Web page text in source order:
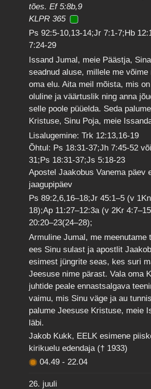
tões. Ef 5:8b,9
KLPR 365
Ps 92:5-10,13-14;Jr 7:1-7;Hb
7:24-29
Issand Jumal, meie Päästja,
seadnud aluse, millele me võime
oma elu. Aita meil mõista, mis
oluline ja väärtuslik ning anna
selle poole püüelda. Seda
Kristuse, Sinu Poja, meie
Lisalugemine: Trk 12:13,16-19
Õhtul: Ps 18:31-37;Jh 7:45-52
31;Ps 18:31-37;Js 5:18-23
Apostel Jaakobus Vanema päev
jaagupipäev
Ps 89:2,6,16–18;Jr 45:1–5 (v
18);Ap 11:27–12:3a (v 2Kr
20:20–23(24–28);
Armuline Jumal, me meenutame
ees Sinu sulast ja apostlit
esimest jüngrite seas, kes suri
Jeesuse nime pärast. Vala oma
juhtide peale ennastsalgava
vaimu, mis Sinu väge ja au
palume Jeesuse Kristuse, meie
läbi.
Jakob Kukk, EELK esimene
kirikuelu edendaja († 1933)
04.49-22.04
26. juuli